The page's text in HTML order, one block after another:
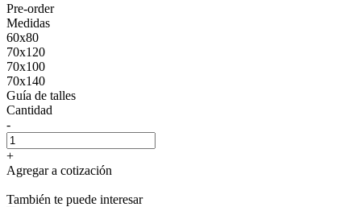
Pre-order
Medidas
60x80
70x120
70x100
70x140
Guía de talles
Cantidad
-
+
Agregar a cotización
También te puede interesar